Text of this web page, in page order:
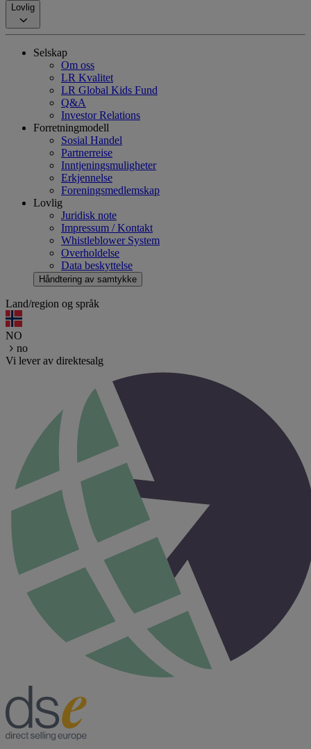
Lovlig
Selskap
Om oss
LR Kvalitet
LR Global Kids Fund
Q&A
Investor Relations
Forretningmodell
Sosial Handel
Partnerreise
Inntjeningsmuligheter
Erkjennelse
Foreningsmedlemskap
Lovlig
Juridisk note
Impressum / Kontakt
Whistleblower System
Overholdelse
Data beskyttelse
Håndtering av samtykke
Land/region og språk
NO
no
Vi lever av direktesalg